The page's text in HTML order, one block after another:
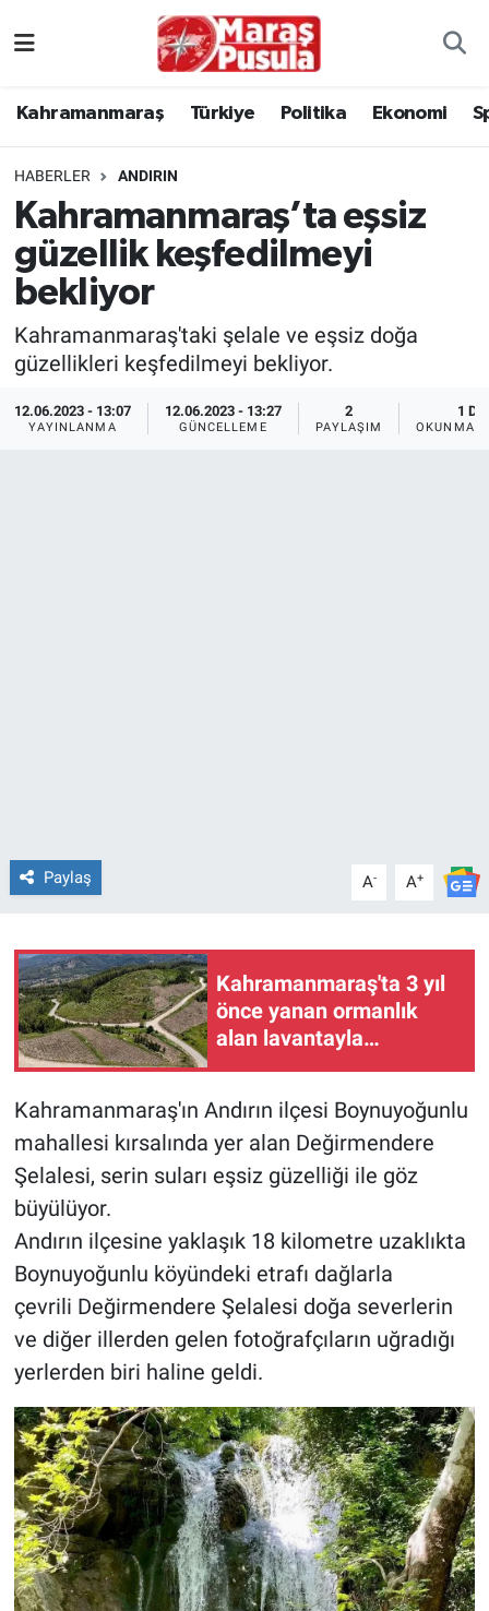
Kahramanmaraş Türkiye Politika Ekonomi
HABERLER ANDIRIN
Kahramanmaraş’ta eşsiz
güzellik keşfedilmeyi
bekliyor
Kahramanmaraş'taki şelale ve eşsiz doğa
güzellikleri keşfedilmeyi bekliyor.
12.06.2023 - 13:07
YAYINLANMA
12.06.2023 - 13:27
GÜNCELLEME
2
PAYLAŞIM
1 DK
OKUNMA
Paylaş A- A+
Kahramanmaraş'ta 3 yıl
önce yanan ormanlık
alan lavantayla
Kahramanmaraş'ın Andırın ilçesi Boynuyoğunlu
mahallesi kırsalında yer alan Değirmendere
Şelalesi, serin suları eşsiz güzelliği ile göz
büyülüyor.
Andırın ilçesine yaklaşık 18 kilometre uzaklıkta
Boynuyoğunlu köyündeki etrafı dağlarla
çevrili Değirmendere Şelalesi doğa severlerin
ve diğer illerden gelen fotoğrafçıların uğradığı
yerlerden biri haline geldi.
Politika
Ekonomi
Spor
Kültür Sanat
ÇEVRE
EĞİTİM
BİLİM VE TEKNOLOJİ
Bölge
İstanbul Trafik Yoğunluk Haritası
Süper Lig Puan Durumu ve Fikstür
Tüm Manşetler
Son Dakika Haberleri